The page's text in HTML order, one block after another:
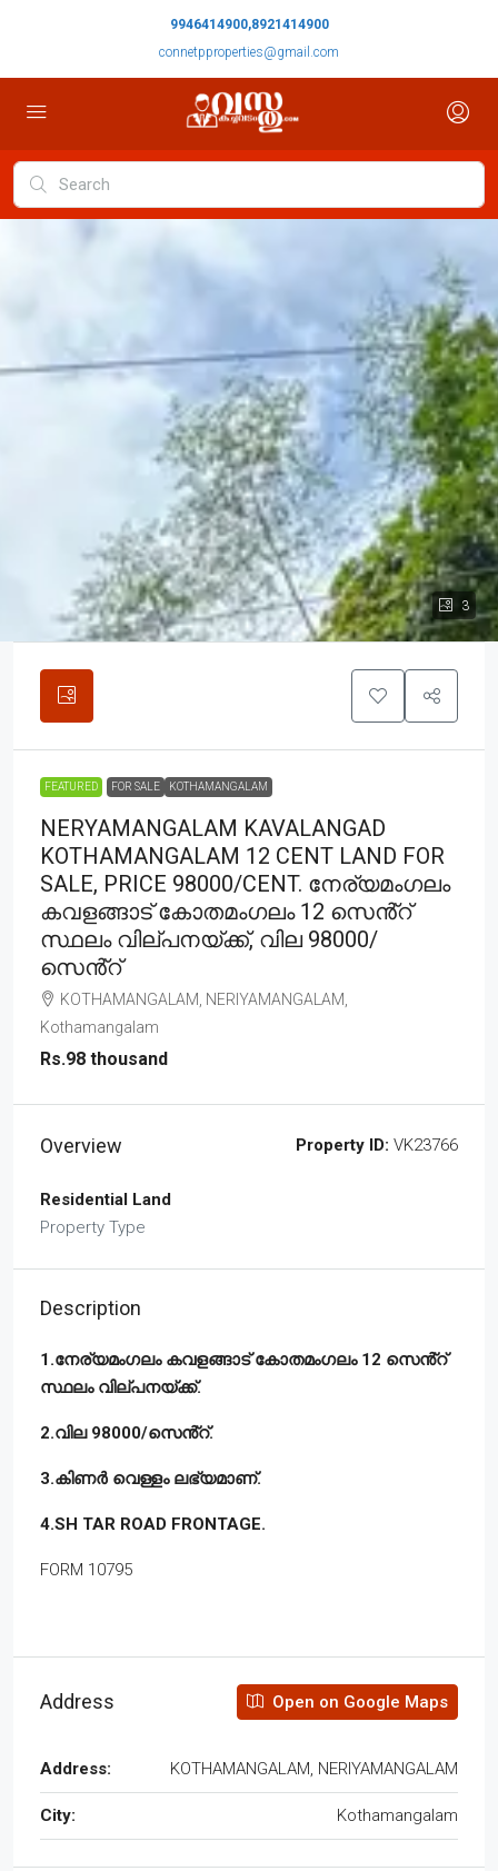
9946414900,8921414900
connetpproperties@gmail.com
3
FEATURED FOR SALE KOTHAMANGALAM
NERYAMANGALAM KAVALANGAD
KOTHAMANGALAM 12 CENT LAND FOR
SALE, PRICE 98000/CENT. നേര്യമംഗലം
കവളങ്ങാട് കോതമംഗലം 12 സെൻ്റ്
സ്ഥലം വില്പനയ്ക്ക്, വില 98000/
സെൻ്റ്
KOTHAMANGALAM, NERIYAMANGALAM,
Kothamangalam
Rs.98 thousand
Overview Property ID: VK23766
Residential Land
Property Type
Description
1.നേര്യമംഗലം കവളങ്ങാട് കോതമംഗലം 12 സെൻ്റ്
സ്ഥലം വില്പനയ്ക്ക്.
2.വില 98000/സെൻ്റ്.
3.കിണർ വെള്ളം ലഭ്യമാണ്.
4.SH TAR ROAD FRONTAGE.
FORM 10795
Address Open on Google Maps
Address: KOTHAMANGALAM, NERIYAMANGALAM
City: Kothamangalam